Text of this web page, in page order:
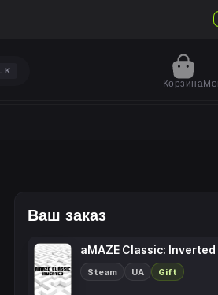
K
Корзина
Ваш заказ
aMAZE Classic: Inverted
Steam UA Gift